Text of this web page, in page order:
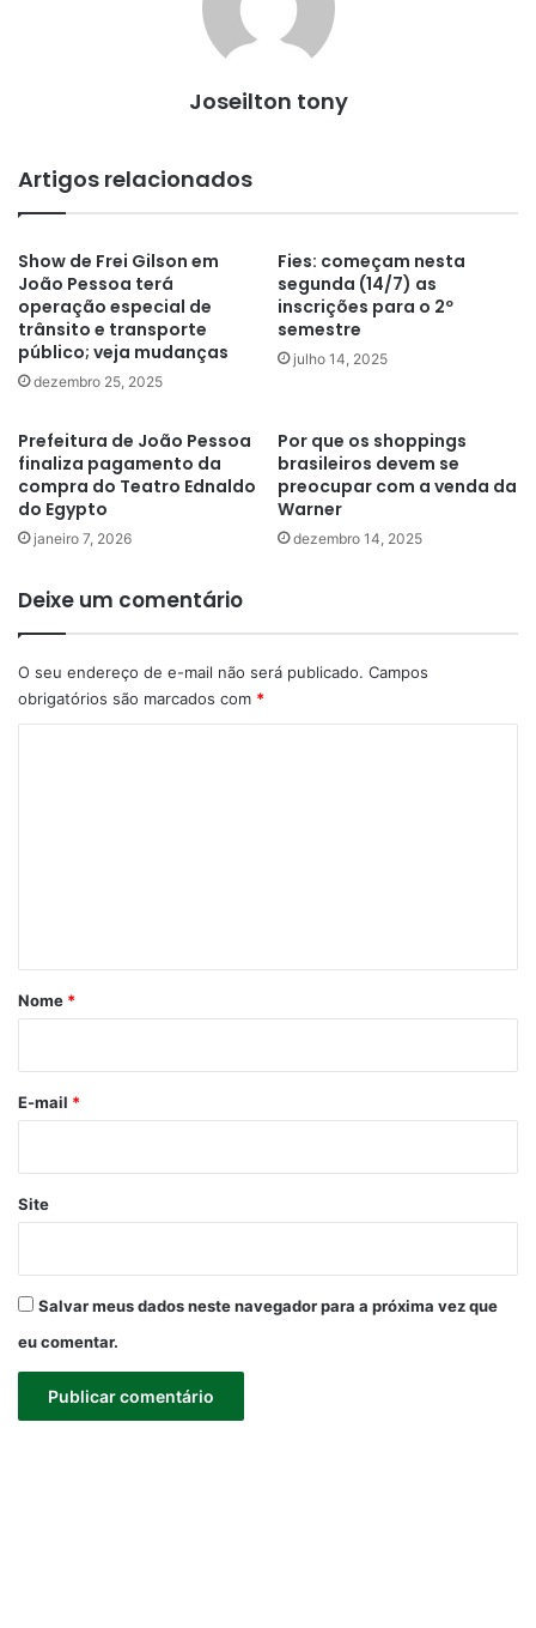
Joseilton tony
Artigos relacionados
Show de Frei Gilson em
João Pessoa terá
operação especial de
trânsito e transporte
público; veja mudanças
dezembro 25, 2025
Fies: começam nesta
segunda (14/7) as
inscrições para o 2º
semestre
julho 14, 2025
Prefeitura de João Pessoa
finaliza pagamento da
compra do Teatro Ednaldo
do Egypto
janeiro 7, 2026
Por que os shoppings
brasileiros devem se
preocupar com a venda da
Warner
dezembro 14, 2025
Deixe um comentário
O seu endereço de e-mail não será publicado. Campos
obrigatórios são marcados com *
r
*
Nome *
E-mail *
Site
Salvar meus dados neste navegador para a próxima vez que
eu comentar.